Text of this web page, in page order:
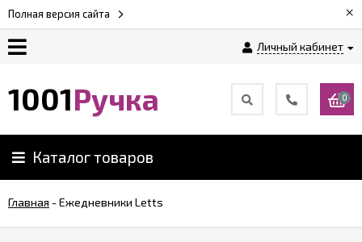
Полная версия сайта ×
Личный кабинет
1001Ручка 0
Каталог товаров
Главная -Ежедневники Letts